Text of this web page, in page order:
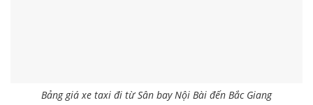
Bảng giá xe taxi đi từ Sân bay Nội Bài đến Bắc Giang